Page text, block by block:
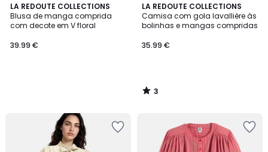
LA REDOUTE COLLECTIONS
Blusa de manga comprida
com decote em V floral
39.99 €
LA REDOUTE COLLECTIONS
Camisa com gola lavallière às
bolinhas e mangas compridas
35.99 €
3
/
5
3
/